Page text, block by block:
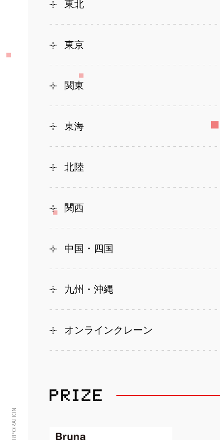
東北
東京
関東
東海
北陸
関西
中国・四国
九州・沖縄
オンラインクレーン